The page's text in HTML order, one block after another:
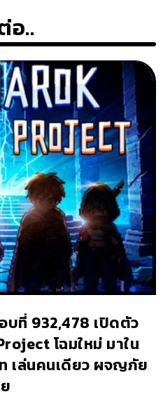
อ..
บที่ 932,478 เปิดตัว
โฉมใหม่ มาใน
เล่นคนเดียว ผจญภัย